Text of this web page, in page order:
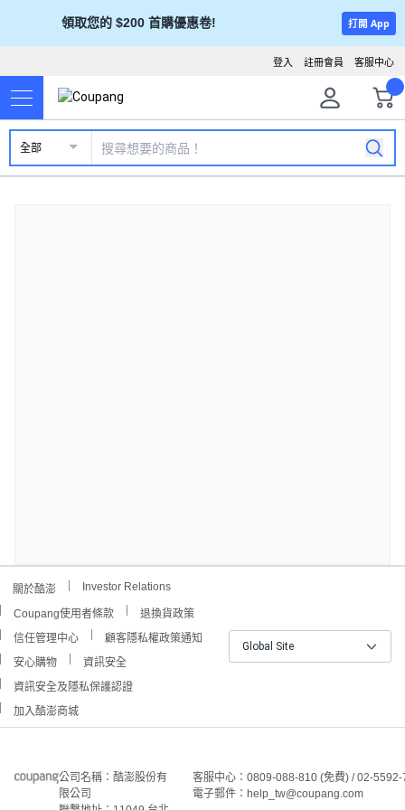
領取您的 $200 首購優惠卷! 打開 App
客服中心
註冊會員
登入
全部
關於酷澎 Investor Relations
Coupang使用者條款
退換貨政策
信任管理中心
顧客隱私權政策通知
安心購物
資訊安全
資訊安全及隱私保護認證
加入酷澎商城
Global Site
公司名稱：酷澎股份有
限公司
客服中心：0809-088-810 (免費) / 02-
電子郵件：help_tw@coupang.com